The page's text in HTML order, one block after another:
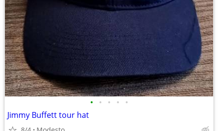
• • • • •
Jimmy Buffett tour hat